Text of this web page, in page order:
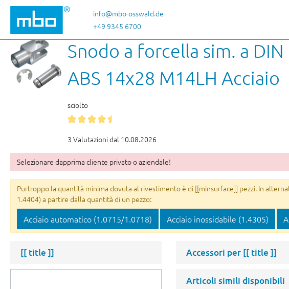
al contenuto principale
Salta alla ricerca
Passa alla navigazione principaleinfo@mbo-osswald.de
+49 9345 6700
Snodo a forcella sim. a
ABS 14x28 M14LH Acciaio
sciolto
3 Valutazioni dal 10.08.2026
Selezionare dapprima cliente privato o aziendale!
Purtroppo la quantità minima dovuta al rivestimento è di [[minsurface]] pezzi. In
1.4404) a partire dalla quantità di un pezzo:
Acciaio automatico (1.0715/1.0718) Acciaio inossidabile (1.4305)
[[ title ]] Accessori per [[ title ]]
Articoli simili disponibili